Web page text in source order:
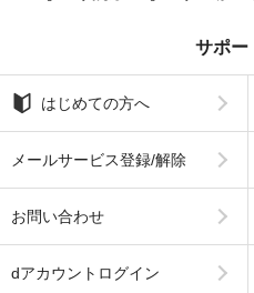
サポー
はじめての方へ
メールサービス登録/解除
お問い合わせ
dアカウントログイン